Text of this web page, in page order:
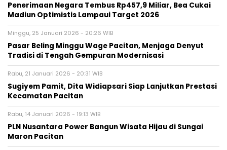
Penerimaan Negara Tembus Rp457,9 Miliar, Bea Cukai
Madiun Optimistis Lampaui Target 2026
Minggu, 25 Januari 2026 - 20:26 WIB
Pasar Beling Minggu Wage Pacitan, Menjaga Denyut
Tradisi di Tengah Gempuran Modernisasi
Rabu, 21 Januari 2026 - 20:31 WIB
Sugiyem Pamit, Dita Widiapsari Siap Lanjutkan Prestasi
Kecamatan Pacitan
Rabu, 14 Januari 2026 - 19:13 WIB
PLN Nusantara Power Bangun Wisata Hijau di Sungai
Maron Pacitan